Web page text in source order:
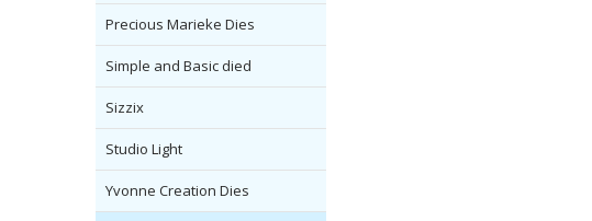
Precious Marieke Dies
Simple and Basic died
Sizzix
Studio Light
Yvonne Creation Dies